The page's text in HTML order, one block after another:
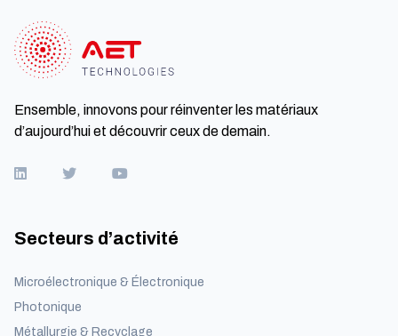
Ensemble, innovons pour réinventer les matériaux
d’aujourd’hui et découvrir ceux de demain.
Secteurs d’activité
Microélectronique & Électronique
Photonique
Métallurgie & Recyclage